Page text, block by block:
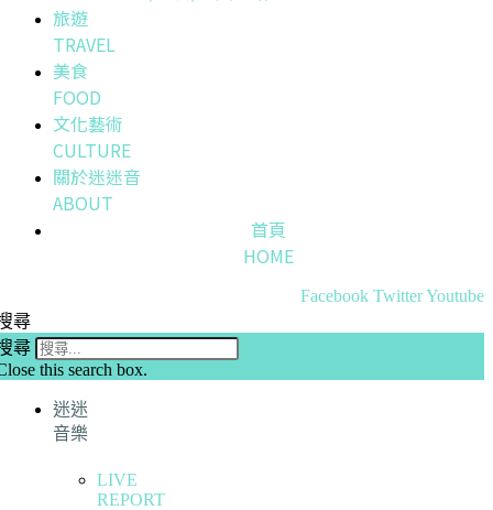
旅遊
TRAVEL
美食
FOOD
文化藝術
CULTURE
關於迷迷音
ABOUT
首頁
HOME
Facebook TwitterYoutube
尋
尋
this search box.
迷迷
音樂
LIVE
REPORT